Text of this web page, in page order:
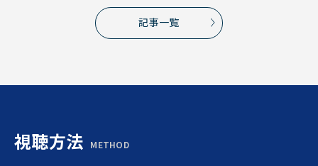
記事一覧
視聴方法 METHOD